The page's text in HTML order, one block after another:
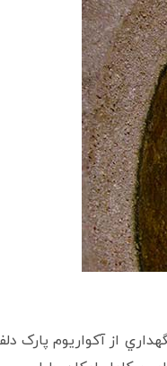
از آکواريوم پارک